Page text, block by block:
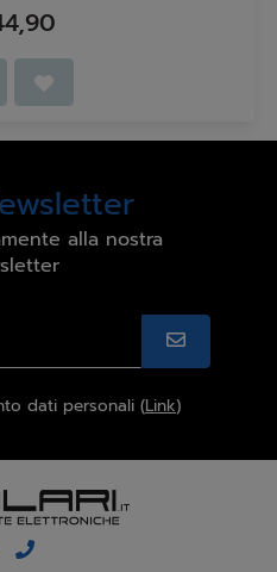
alla nostra
dati personali (Link)